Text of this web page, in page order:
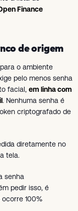
Finance
de origem
o ambiente
pelo menos senha
facial, em linha com
. Nenhuma senha é
criptografado de
diretamente no
tela.
senha
pedir isso, é
100%